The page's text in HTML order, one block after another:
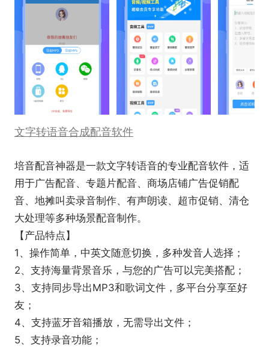
文字转语音合成配音软件
培音配音神器是一款文字转语音的专业配音软件，适
用于广告配音、专题片配音、商场店铺广告促销配
音、地摊叫卖录音制作、有声朗读、超市促销、清仓
大处理等多种场景配音制作。
【产品特点】
1、操作简单，中英文随意切换，多种发音人选择；
2、支持海量背景音乐，与您的广告可以完美搭配；
3、支持同步导出MP3和歌词文件，多平台分享至好
友；
4、支持蓝牙音箱播放，无需导出文件；
5、支持录音功能；